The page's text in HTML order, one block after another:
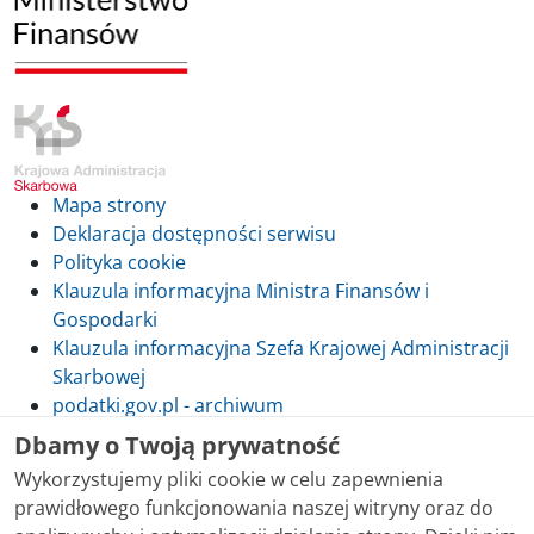
Mapa strony
Deklaracja dostępności serwisu
Polityka cookie
Klauzula informacyjna Ministra Finansów i
Gospodarki
Klauzula informacyjna Szefa Krajowej Administracji
Skarbowej
podatki.gov.pl - archiwum
Skontaktuj się z nami
Dbamy o Twoją prywatność
Wykorzystujemy pliki cookie w celu zapewnienia
prawidłowego funkcjonowania naszej witryny oraz do